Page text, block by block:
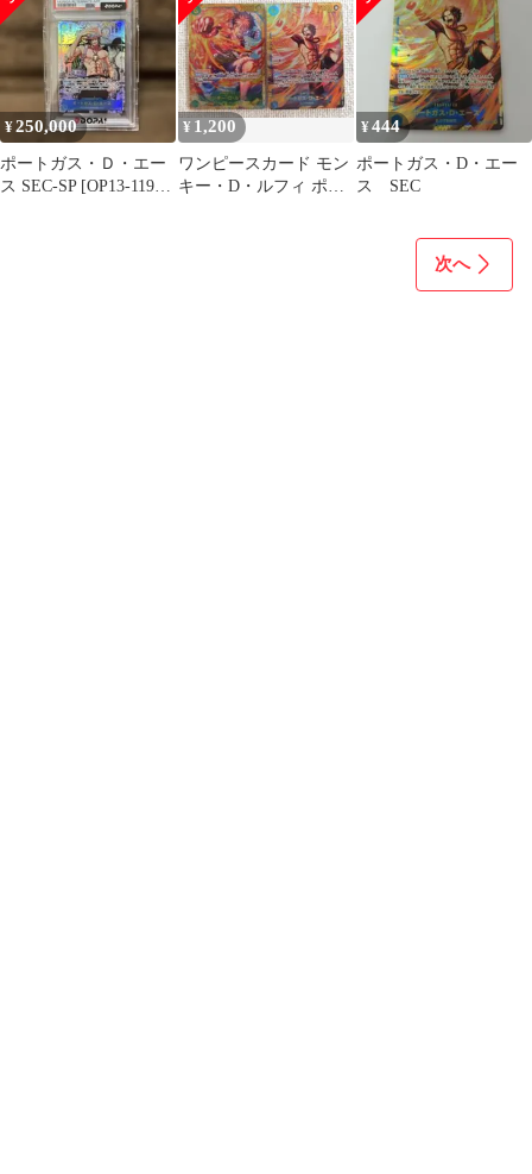
¥250,000
ポートガス・Ｄ・エー
ス SEC-SP [OP13-119]
¥ 1,200
ワンピースカード モン
キー・D・ルフィ ポー
¥444
ポートガス・D・エー
ス SEC
次へ